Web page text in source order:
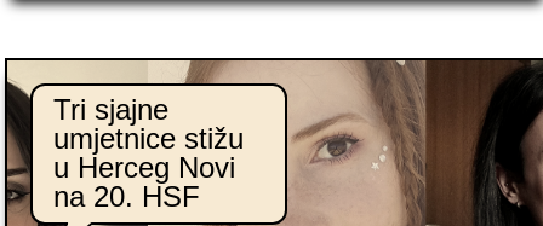
Tri sjajne
umjetnice stižu
u Herceg Novi
na 20. HSF